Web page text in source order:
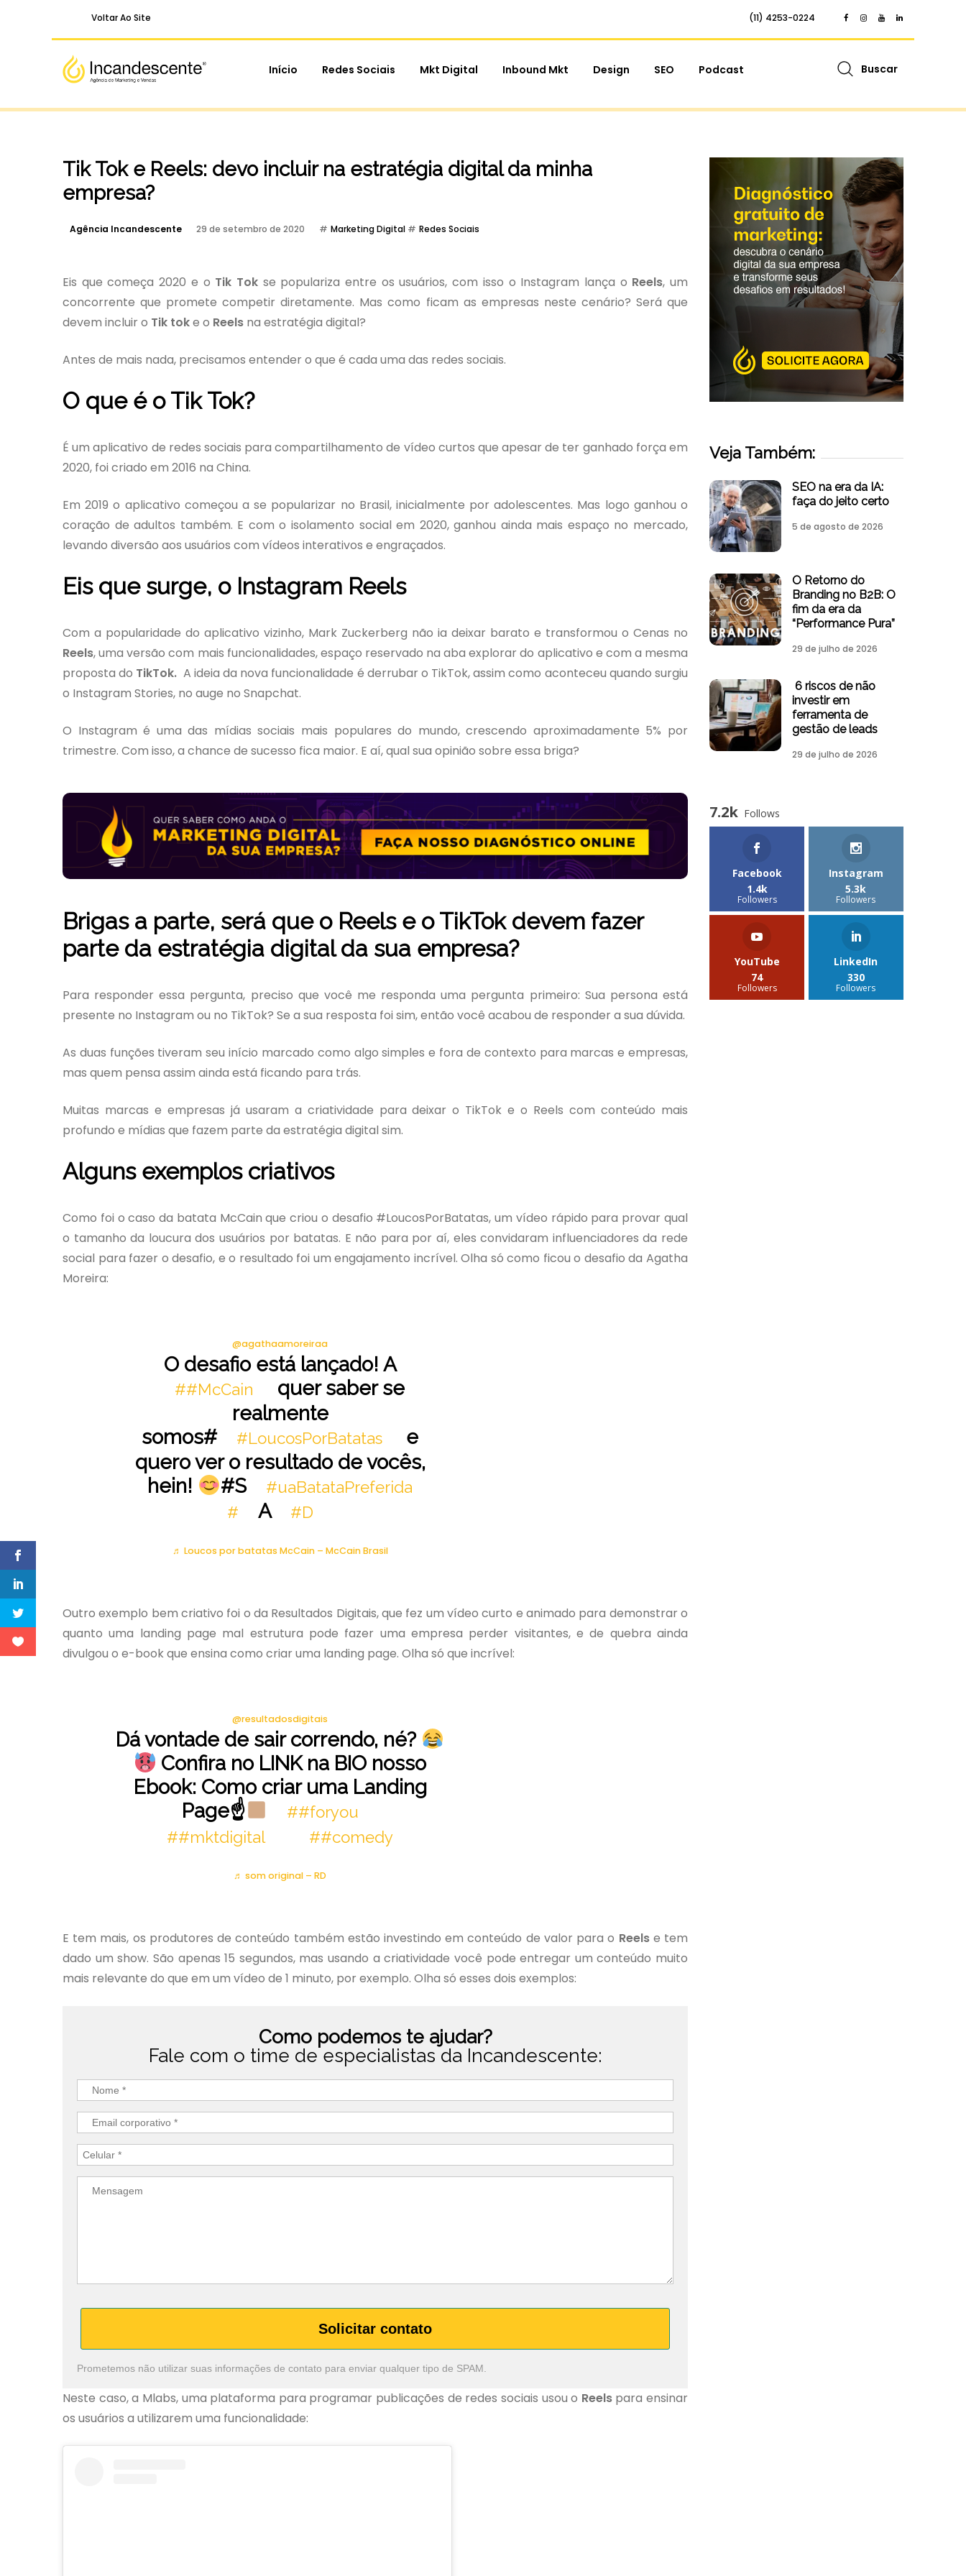
Voltar Ao Site (11) 4253-0224
Início Redes Sociais Mkt Digital Inbound Mkt Design SEO Podcast Buscar
Tik Tok e Reels: devo incluir na estratégia digital da minha
empresa?
Agência Incandescente 29 de setembro de 2020 Marketing Digital Redes Sociais
Eis que começa 2020 e o Tik Tokse populariza entre os usuários, com isso o Instagram lança o Reels, um
concorrente que promete competir diretamente. Mas como ficam as empresas neste cenário? Será que
devem incluir o Tik toke o Reels na estratégia digital?
Antes de mais nada, precisamos entender o que é cada uma das redes sociais.
O que é o Tik Tok?
É um aplicativo de redes sociais para compartilhamento de vídeo curtos que apesar de ter ganhado força em
2020, foi criado em 2016 na China.
Em 2019 o aplicativo começou a se popularizar no Brasil, inicialmente por adolescentes. Mas logo ganhou o
coração de adultos também. E com o isolamento social em 2020, ganhou ainda mais espaço no mercado,
levando diversão aos usuários com vídeos interativos e engraçados.
Eis que surge, o Instagram Reels
Com a popularidade do aplicativo vizinho, Mark Zuckerberg não ia deixar barato e transformou o Cenas no
Reels, uma versão com mais funcionalidades, espaço reservado na aba explorar do aplicativo e com a mesma
proposta do TikTok. A ideia da nova funcionalidade é derrubar o TikTok, assim como aconteceu quando surgiu
o Instagram Stories, no auge no Snapchat.
O Instagram é uma das mídias sociais mais populares do mundo, crescendo aproximadamente 5% por
trimestre. Com isso, a chance de sucesso fica maior. E aí, qual sua opinião sobre essa briga?
Brigas a parte, será que o Reels e o TikTok devem fazer
parte da estratégia digital da sua empresa?
Para responder essa pergunta, preciso que você me responda uma pergunta primeiro: Sua persona está
presente no Instagram ou no TikTok? Se a sua resposta foi sim, então você acabou de responder a sua dúvida.
As duas funções tiveram seu início marcado como algo simples e fora de contexto para marcas e empresas,
mas quem pensa assim ainda está ficando para trás.
Muitas marcas e empresas já usaram a criatividade para deixar o TikTok e o Reels com conteúdo mais
profundo e mídias que fazem parte da estratégia digital sim.
Alguns exemplos criativos
Como foi o caso da batata McCain que criou o desafio #LoucosPorBatatas, um vídeo rápido para provar qual
o tamanho da loucura dos usuários por batatas. E não para por aí, eles convidaram influenciadores da rede
social para fazer o desafio, e o resultado foi um engajamento incrível. Olha só como ficou o desafio da Agatha
Moreira:
@agathaamoreiraa
O desafio está lançado! A
##McCain
quer saber se
realmente
somos#
#LoucosPorBatatas
e
quero ver o resultado de vocês,
hein!
#S
#uaBatataPreferida
#
A #D
♬ Loucos por batatas McCain – McCain Brasil
Outro exemplo bem criativo foi o da Resultados Digitais, que fez um vídeo curto e animado para demonstrar o
quanto uma landing page mal estrutura pode fazer uma empresa perder visitantes, e de quebra ainda
divulgou o e-book que ensina como criar uma landing page. Olha só que incrível:
@resultadosdigitais
Dá vontade de sair correndo, né?
Confira no LINK na BIO nosso
Ebook: Como criar uma Landing
Page☝
##foryou
##mktdigital
##comedy
♬ som original – RD
E tem mais, os produtores de conteúdo também estão investindo em conteúdo de valor para o Reelse tem
dado um show. São apenas 15 segundos, mas usando a criatividade você pode entregar um conteúdo muito
mais relevante do que em um vídeo de 1 minuto, por exemplo. Olha só esses dois exemplos:
Como podemos te ajudar?
Fale com o time de especialistas da Incandescente:
Solicitar contato
Prometemos não utilizar suas informações de contato para enviar qualquer tipo de SPAM.
Neste caso, a Mlabs, uma plataforma para programar publicações de redes sociais usou o Reelspara ensinar
os usuários a utilizarem uma funcionalidade:
Veja Também:
SEO na era da IA:
faça do jeito certo
5 de agosto de 2026
O Retorno do
Branding no B2B: O
fim da era da
“Performance Pura”
29 de julho de 2026
6 riscos de não
investir em
ferramenta de
gestão de leads
29 de julho de 2026
7.2k Follows
Facebook
1.4k
Followers
Instagram
5.3k
Followers
YouTube
74
Followers
LinkedIn
330
Followers